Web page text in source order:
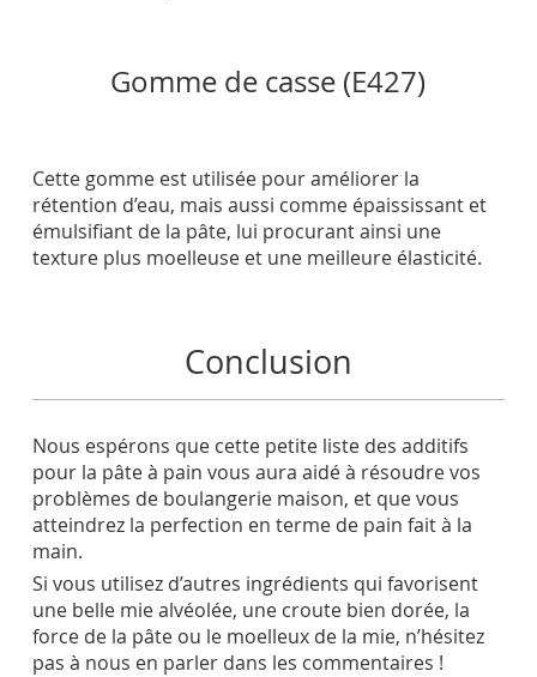
Gomme de casse (E427)
Cette gomme est utilisée pour améliorer la
rétention d’eau, mais aussi comme épaississant et
émulsifiant de la pâte, lui procurant ainsi une
texture plus moelleuse et une meilleure élasticité.
Conclusion
Nous espérons que cette petite liste des additifs
pour la pâte à pain vous aura aidé à résoudre vos
problèmes de boulangerie maison, et que vous
atteindrez la perfection en terme de pain fait à la
main.
Si vous utilisez d’autres ingrédients qui favorisent
une belle mie alvéolée, une croute bien dorée, la
force de la pâte ou le moelleux de la mie, n’hésitez
pas à nous en parler dans les commentaires !